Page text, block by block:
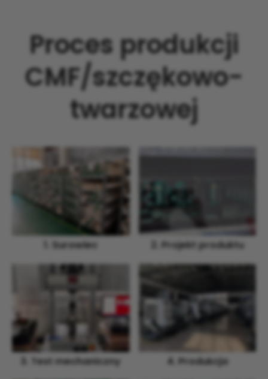
Proces produkcji
CMF/szczękowo-
twarzowej
1. Surowiec 2. Projekt produktu
3. Test mechaniczny 4. Produkcja